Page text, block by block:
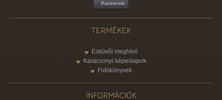
Partnerek
TERMÉKEK
Esküvői meghívó
Karácsonyi képeslapok
Fotókönyvek
INFORMÁCIÓK